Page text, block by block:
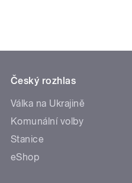
Český rozhlas
Válka na Ukrajině
Komunální volby
Stanice
eShop